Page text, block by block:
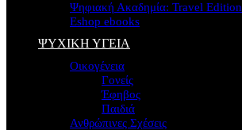
Ψηφιακή Ακαδημία: Travel Edition
Eshop ebooks
ΨΥΧΙΚΗ ΥΓΕΙΑ
Οικογένεια
Γονείς
Έφηβος
Παιδιά
Ανθρώπινες Σχέσεις